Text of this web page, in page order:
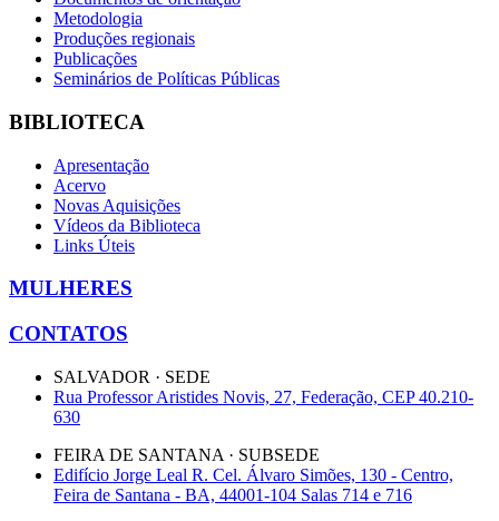
Metodologia
Produções regionais
Publicações
Seminários de Políticas Públicas
BIBLIOTECA
Apresentação
Acervo
Novas Aquisições
Vídeos da Biblioteca
Links Úteis
MULHERES
CONTATOS
SALVADOR · SEDE
Rua Professor Aristides Novis, 27, Federação, CEP 40.210-
630
FEIRA DE SANTANA · SUBSEDE
Edifício Jorge Leal R. Cel. Álvaro Simões, 130 - Centro,
Feira de Santana - BA, 44001-104 Salas 714 e 716